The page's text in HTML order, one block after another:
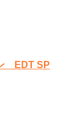
EDT SP